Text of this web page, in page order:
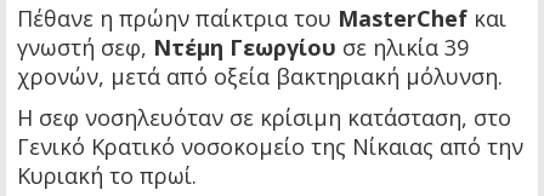
Πέθανε η πρώην παίκτρια του MasterChef και
γνωστή σεφ, Ντέμη Γεωργίου σε ηλικία 39
χρονών, μετά από οξεία βακτηριακή μόλυνση.
Η σεφ νοσηλευόταν σε κρίσιμη κατάσταση, στο
Γενικό Κρατικό νοσοκομείο της Νίκαιας από την
Κυριακή το πρωί.